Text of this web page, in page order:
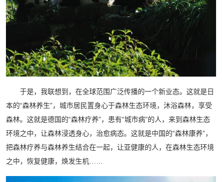
于是，我联想到，在全球范围广泛传播的一个新业态。这就是日
本的“森林养生”，城市居民置身心于森林生态环境，沐浴森林，享受
森林。这就是德国的“森林疗养”，患有“城市病”的人，来到森林生态
环境之中，让森林浸透身心，治愈病态。这就是中国的“森林康养”，
把森林疗养与森林养生结合在一起，让亚健康的人，在森林生态环境
之中，恢复健康，焕发生机……